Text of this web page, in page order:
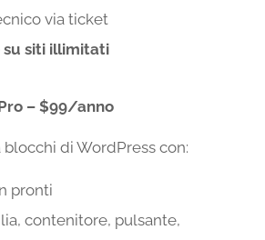
via ticket
su siti illimitati
– $99/anno
blocchi di WordPress con:
pronti
contenitore, pulsante,